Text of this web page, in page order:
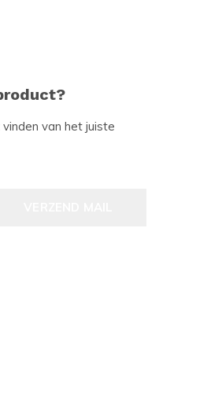
van het juiste